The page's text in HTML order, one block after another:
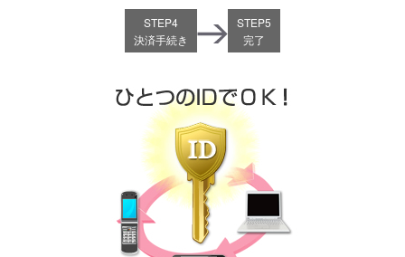
STEP4
決済手続き
STEP5
完了